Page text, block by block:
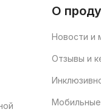
О
Новости и
Отзывы и